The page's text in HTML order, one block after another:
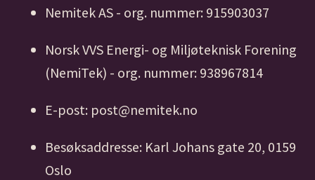
Nemitek AS - org. nummer: 915903037
Norsk VVS Energi- og Miljøteknisk Forening
(NemiTek) - org. nummer: 938967814
E-post: post@nemitek.no
Besøksaddresse: Karl Johans gate 20, 0159
Oslo